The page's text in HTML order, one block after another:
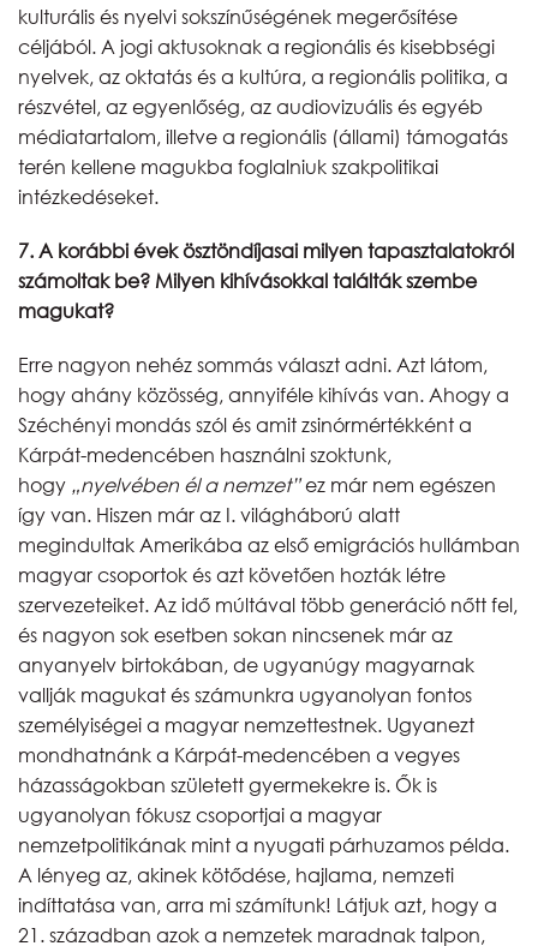
kulturális és nyelvi sokszínűségének megerősítése
céljából. A jogi aktusoknak a regionális és kisebbségi
nyelvek, az oktatás és a kultúra, a regionális politika, a
részvétel, az egyenlőség, az audiovizuális és egyéb
médiatartalom, illetve a regionális (állami) támogatás
terén kellene magukba foglalniuk szakpolitikai
intézkedéseket.
7. A korábbi évek ösztöndíjasai milyen tapasztalatokról
számoltak be? Milyen kihívásokkal találták szembe
magukat?
Erre nagyon nehéz sommás választ adni. Azt látom,
hogy ahány közösség, annyiféle kihívás van. Ahogy a
Széchényi mondás szól és amit zsinórmértékként a
Kárpát-medencében használni szoktunk,
hogy „nyelvében él a nemzet”ez már nem egészen
így van. Hiszen már az I. világháború alatt
megindultak Amerikába az első emigrációs hullámban
magyar csoportok és azt követően hozták létre
szervezeteiket. Az idő múltával több generáció nőtt fel,
és nagyon sok esetben sokan nincsenek már az
anyanyelv birtokában, de ugyanúgy magyarnak
vallják magukat és számunkra ugyanolyan fontos
személyiségei a magyar nemzettestnek. Ugyanezt
mondhatnánk a Kárpát-medencében a vegyes
házasságokban született gyermekekre is. Ők is
ugyanolyan fókusz csoportjai a magyar
nemzetpolitikának mint a nyugati párhuzamos példa.
A lényeg az, akinek kötődése, hajlama, nemzeti
indíttatása van, arra mi számítunk! Látjuk azt, hogy a
21. században azok a nemzetek maradnak talpon,